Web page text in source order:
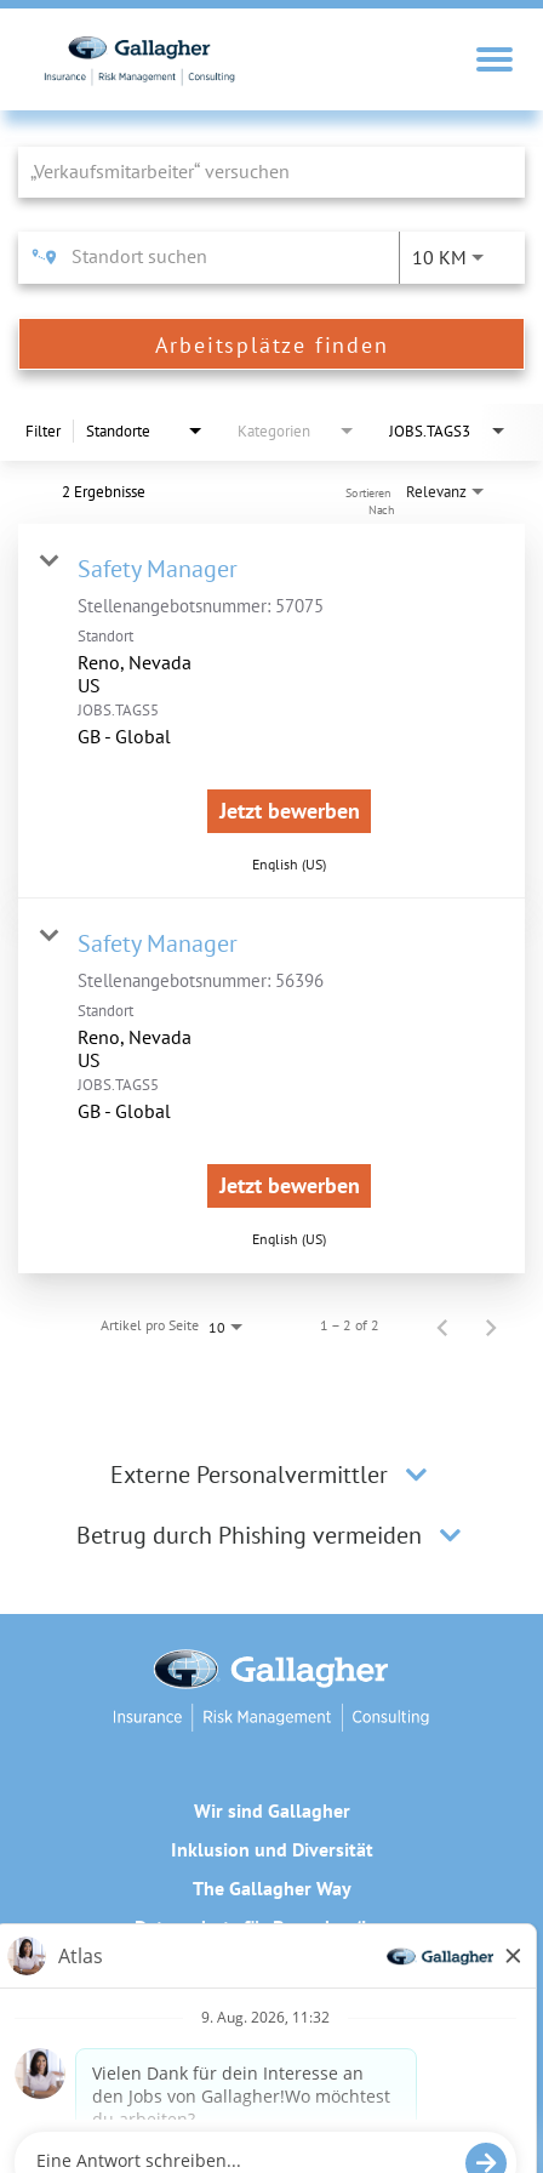
Job Search Page
10 KM
Arbeitsplätze finden
Filter Standorte Kategorien JOBS.TAGS3
2 Ergebnisse Relevanz
Sortieren
Nach
Safety Manager
Stellenangebotsnummer: 57075
Standort
Reno, Nevada
JOBS.TAGS5
GB - Global
Jetzt bewerben
English (US)
Safety Manager
Stellenangebotsnummer: 56396
Standort
Reno, Nevada
JOBS.TAGS5
GB - Global
Jetzt bewerben
English (US)
Artikel pro Seite 10 1 – 2 of 2
Externe Personalvermittler
Betrug durch Phishing vermeiden
Wir sind Gallagher
Inklusion und Diversität
The Gallagher Way
Datenschutz für Bewerber/innen
Need reasonable accommodations to complete any part of
our application process, including the use of this website?
Email us: Careers@ajg.com